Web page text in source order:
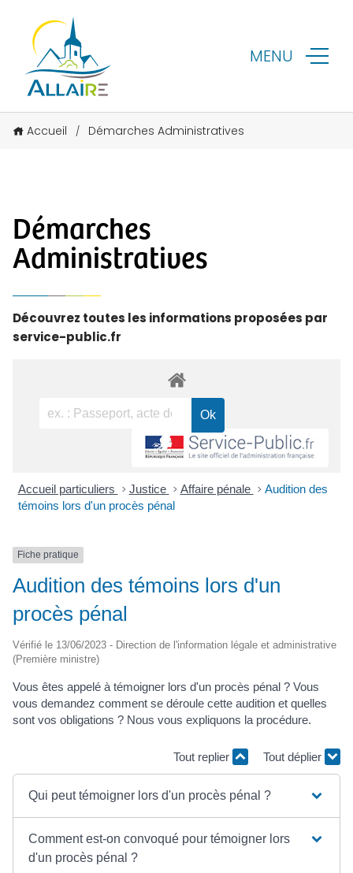
MENU
Accueil / Démarches Administratives
Démarches
Administratives
Découvrez toutes les informations proposées par
service-public.fr
Accueil particuliers > Justice > Affaire pénale > Audition des
témoins lors d'un procès pénal
Fiche pratique
Audition des témoins lors d'un
procès pénal
Vérifié le 13/06/2023 - Direction de l'information légale et administrative
(Première ministre)
Vous êtes appelé à témoigner lors d'un procès pénal ? Vous
vous demandez comment se déroule cette audition et quelles
sont vos obligations ? Nous vous expliquons la procédure.
Tout replier Tout déplier
Qui peut témoigner lors d'un procès pénal ?
Comment est-on convoqué pour témoigner lors
d'un procès pénal ?